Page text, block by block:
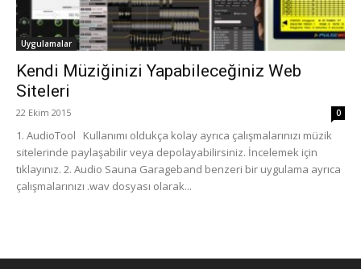
Uygulamalar
Kendi Müziğinizi Yapabileceğiniz Web
Siteleri
22 Ekim 2015 0
1. AudioTool Kullanımı oldukça kolay ayrıca çalışmalarınızı müzik
sitelerinde paylaşabilir veya depolayabilirsiniz. İncelemek için
tıklayınız. 2. Audio Sauna Garageband benzeri bir uygulama ayrıca
çalışmalarınızı .wav dosyası olarak...